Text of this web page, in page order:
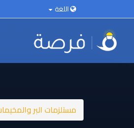
اللغة
مستلزمات البر